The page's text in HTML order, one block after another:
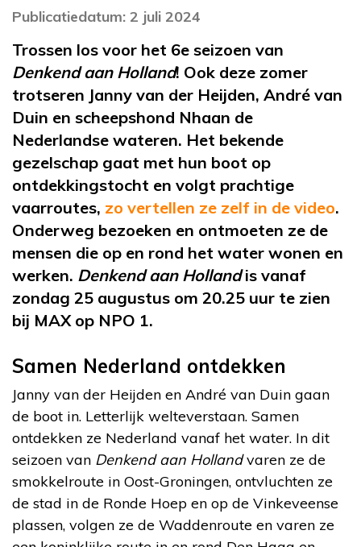
Publicatiedatum: 2 juli 2024
Trossen los voor het 6e seizoen van
Denkend aan Holland! Ook deze zomer
trotseren Janny van der Heijden, André van
Duin en scheepshond Nhaan de
Nederlandse wateren. Het bekende
gezelschap gaat met hun boot op
ontdekkingstocht en volgt prachtige
vaarroutes, zo vertellen ze zelf in de video.
Onderweg bezoeken en ontmoeten ze de
mensen die op en rond het water wonen en
werken. Denkend aan Hollandis vanaf
zondag 25 augustus om 20.25 uur te zien
bij MAX op NPO 1.
Samen Nederland ontdekken
Janny van der Heijden en André van Duin gaan
de boot in. Letterlijk welteverstaan. Samen
ontdekken ze Nederland vanaf het water. In dit
seizoen van Denkend aan Hollandvaren ze de
smokkelroute in Oost-Groningen, ontvluchten ze
de stad in de Ronde Hoep en op de Vinkeveense
plassen, volgen ze de Waddenroute en varen ze